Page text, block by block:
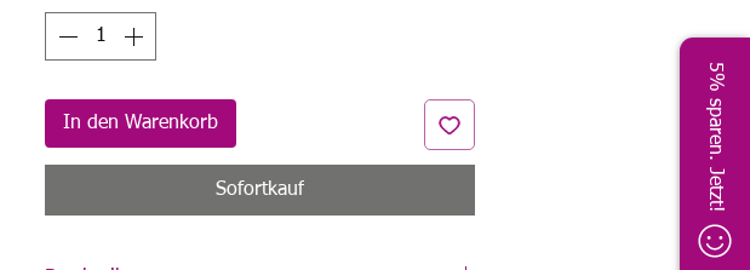
5% sparen. Jetzt!
In den Warenkorb
Sofortkauf